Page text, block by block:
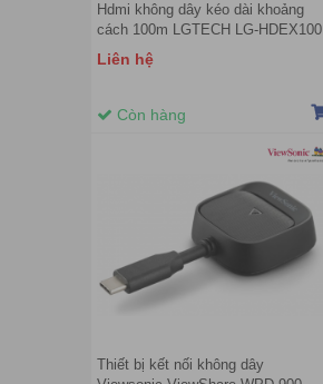
Hdmi không dây kéo dài khoảng
cách 100m LGTECH LG-HDEX100
Liên hệ
Còn hàng
Thiết bị kết nối không dây